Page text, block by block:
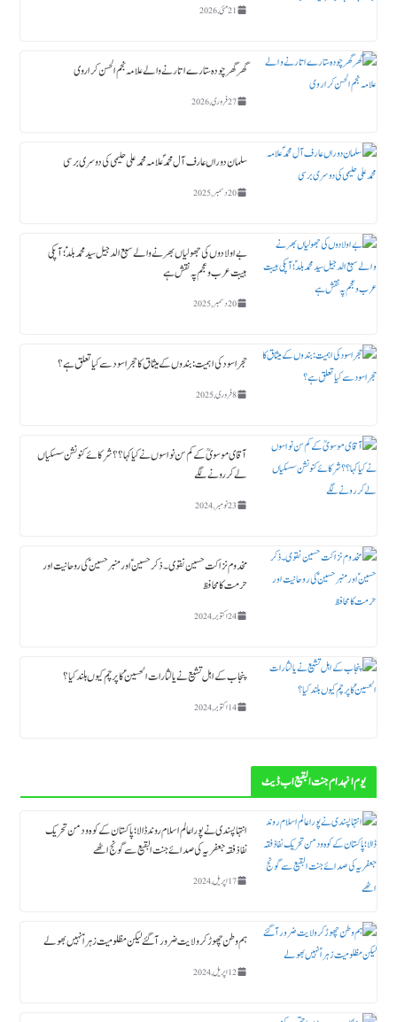
21 مئی, 2026
گھر گھر چودہ ستارے اتارنے والے علامہ نجم الحسن کراروی
27 فروری, 2026
سلمان دوراں عارف آل محمدؐ علامہ محمد علی حلیمی کی دوسری برسی
20 دسمبر, 2025
بے اولادوں کی جھولیاں بھرنے والے سبع الدجیل سید محمد بلدؑ ؛ آپکی
ہیبت عرب و عجم پہ نقش ہے
20 دسمبر, 2025
حجر اسود کی اہمیت : بندوں کے میثاق کا حجر اسود سے کیا تعلق ہے؟
8 فروری, 2025
آقای موسویؒ کے کم سن نواسوں نے کیا کہا ؟؟ شرکائے کنونشن سسکیاں
لے کر رونے لگے
23 نومبر, 2024
مخدوم نزاکت حسین نقوی ۔ ذکر حسین ؑ اور منبر حسین ؑ کی روحانیت اور
حرمت کا محافظ
24 اکتوبر, 2024
پنجاب کے اہل تشیع نے یا لثارات الحسینؑ کا پرچم کیوں بلند کیا ؟
14 اکتوبر, 2024
یوم انہدام جنت البقیع اب ڈیٹ
انتہاپسندی نے پورا عالم اسلام روند ڈالا؛ پاکستان کے کوہ و دمن تحریک
نفاذ فقہ جعفریہ کی صدائے جنت البقیع سے گونج اٹھے
17 اپریل, 2024
ہم وطن چھوڑ کر ولایت ضرور آگئے لیکن مظلومیت زہراؑ نہیں بھولے
12 اپریل, 2024